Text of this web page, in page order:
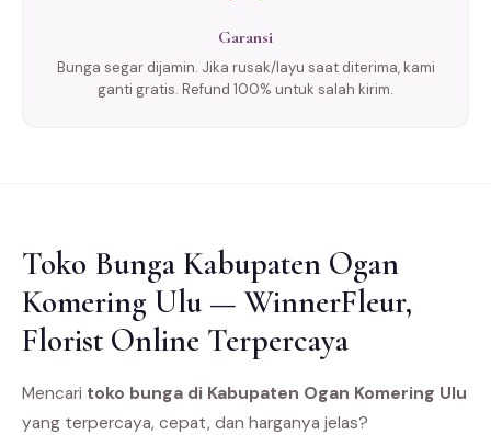
Garansi
Bunga segar dijamin. Jika rusak/layu saat diterima, kami
ganti gratis. Refund 100% untuk salah kirim.
Toko Bunga Kabupaten Ogan
Komering Ulu — WinnerFleur,
Florist Online Terpercaya
Mencari toko bunga di Kabupaten Ogan Komering Ulu
yang terpercaya, cepat, dan harganya jelas?